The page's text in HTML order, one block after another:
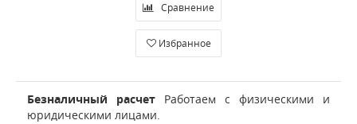
Сравнение
Избранное
Безналичный расчет Работаем с физическими и
юридическими лицами.